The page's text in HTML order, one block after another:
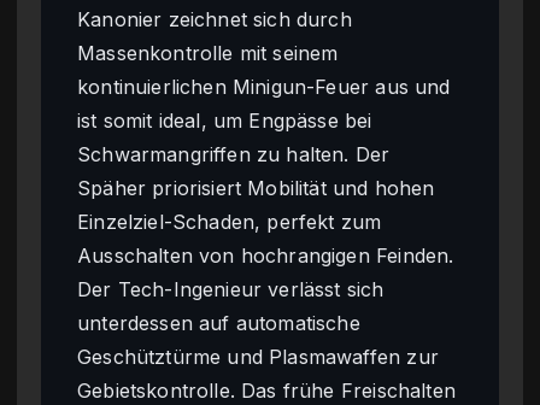
Kanonier zeichnet sich durch
Massenkontrolle mit seinem
kontinuierlichen Minigun-Feuer aus und
ist somit ideal, um Engpässe bei
Schwarmangriffen zu halten. Der
Späher priorisiert Mobilität und hohen
Einzelziel-Schaden, perfekt zum
Ausschalten von hochrangigen Feinden.
Der Tech-Ingenieur verlässt sich
unterdessen auf automatische
Geschütztürme und Plasmawaffen zur
Gebietskontrolle. Das frühe Freischalten